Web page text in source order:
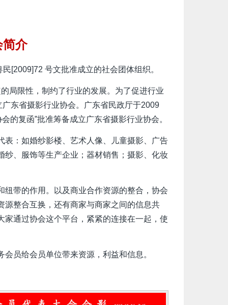
简介
[2009]72 号文批准成立的社会团体组织。
局限性，制约了行业的发展。为了促进行业
东省摄影行业协会。广东省民政厅于2009
的复函”批准筹备成立广东省摄影行业协会。
：如婚纱影楼、艺术人像、儿童摄影、广告
、服饰等生产企业；器材销售；摄影、化妆
带的作用。以及商业合作资源的整合，协会
整合互换，还有商家与商家之间的信息共
通过协会这个平台，紧紧的连接在一起，使
员给会员单位带来资源，利益和信息。